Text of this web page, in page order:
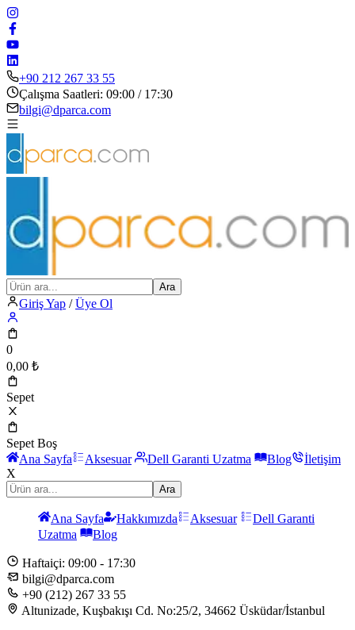
+90 212 267 33 55
Çalışma Saatleri: 09:00 / 17:30
bilgi@dparca.com
Ara
Giriş Yap /Üye Ol
0
0,00 ₺
Sepet
Sepet Boş
Ana Sayfa
Aksesuar Dell Garanti Uzatma Blog
İletişim
X
Ara
Ana Sayfa Hakkımızda Aksesuar
Dell Garanti
Uzatma
Blog
Haftaiçi: 09:00 - 17:30
bilgi@dparca.com
+90 (212) 267 33 55
Altunizade, Kuşbakışı Cd. No:25/2, 34662 Üsküdar/İstanbul